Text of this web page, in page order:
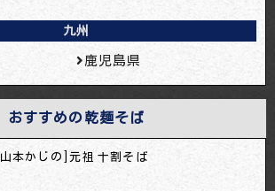
九州
鹿児島県
おすすめの乾麺そば
[山本かじの]元祖 十割そば